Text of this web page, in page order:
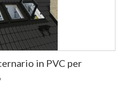
in PVC per